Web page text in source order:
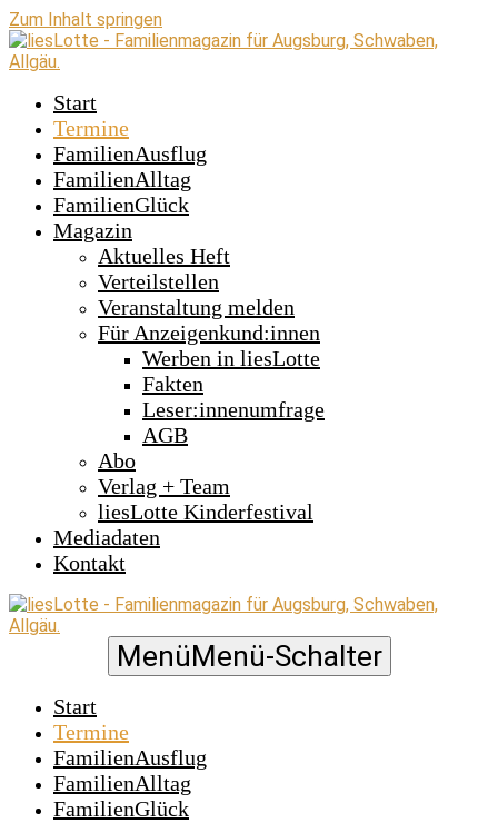
Zum Inhalt springen
Start
Termine
FamilienAusflug
FamilienAlltag
FamilienGlück
Magazin
Aktuelles Heft
Verteilstellen
Veranstaltung melden
Für Anzeigenkund:innen
Werben in liesLotte
Fakten
Leser:innenumfrage
AGB
Abo
Verlag + Team
liesLotte Kinderfestival
Mediadaten
Kontakt
MenüMenü-Schalter
Start
Termine
FamilienAusflug
FamilienAlltag
FamilienGlück